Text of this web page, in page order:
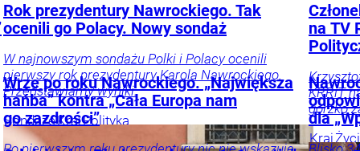
Rok prezydentury Nawrockiego. Tak
ocenili go Polacy. Nowy sondaż
W najnowszym sondażu Polki i Polacy ocenili
pierwszy rok prezydentury Karola Nawrockiego.
Przedstawiamy wyniki.
SondażeKrajPolityka
na TV
KRRiT
gorzko
Kraj
Wrze po roku Nawrockiego. „Największa
hańba” kontra „Cała Europa nam
go zazdrości”
dla